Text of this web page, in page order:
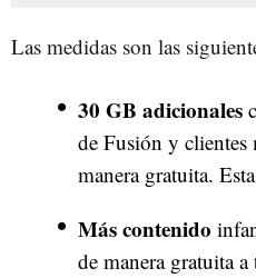
Las medidas son las
30 GB adicionales
de Fusión y
manera gratuita.
Más contenido
de manera gratuita